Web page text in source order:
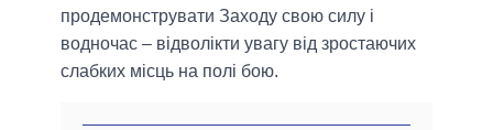
продемонструвати Заходу свою силу і
водночас – відволікти увагу від зростаючих
слабких місць на полі бою.